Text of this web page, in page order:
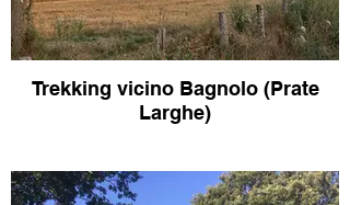
Trekking vicino Bagnolo (Prate
Larghe)